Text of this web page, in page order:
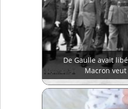
De Gaulle avait
Macron